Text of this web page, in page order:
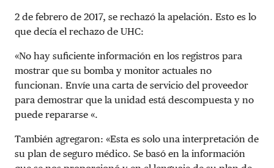
2 de febrero de 2017, se rechazó la apelación. Esto es lo
que decía el rechazo de UHC:
«No hay suficiente información en los registros para
mostrar que su bomba y monitor actuales no
funcionan. Envíe una carta de servicio del proveedor
para demostrar que la unidad está descompuesta y no
puede repararse «.
También agregaron: «Esta es solo una interpretación de
su plan de seguro médico. Se basó en la información